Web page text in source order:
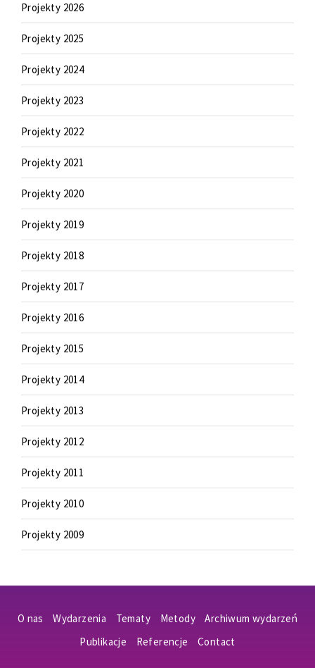
Projekty 2026
Projekty 2025
Projekty 2024
Projekty 2023
Projekty 2022
Projekty 2021
Projekty 2020
Projekty 2019
Projekty 2018
Projekty 2017
Projekty 2016
Projekty 2015
Projekty 2014
Projekty 2013
Projekty 2012
Projekty 2011
Projekty 2010
Projekty 2009
O nas Wydarzenia Tematy Metody
Archiwum wydarzeń
Publikacje
Referencje Contact